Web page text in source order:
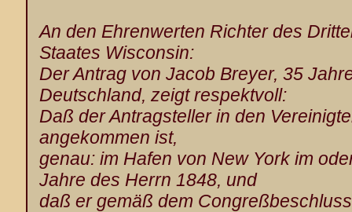
An den Ehrenwerten Richter des
Staates Wisconsin:
Der Antrag von Jacob Breyer, 35
Deutschland, zeigt respektvoll:
Daß der Antragsteller in den
angekommen ist,
genau: im Hafen von New York im
Jahre des Herrn 1848, und
daß er gemäß dem